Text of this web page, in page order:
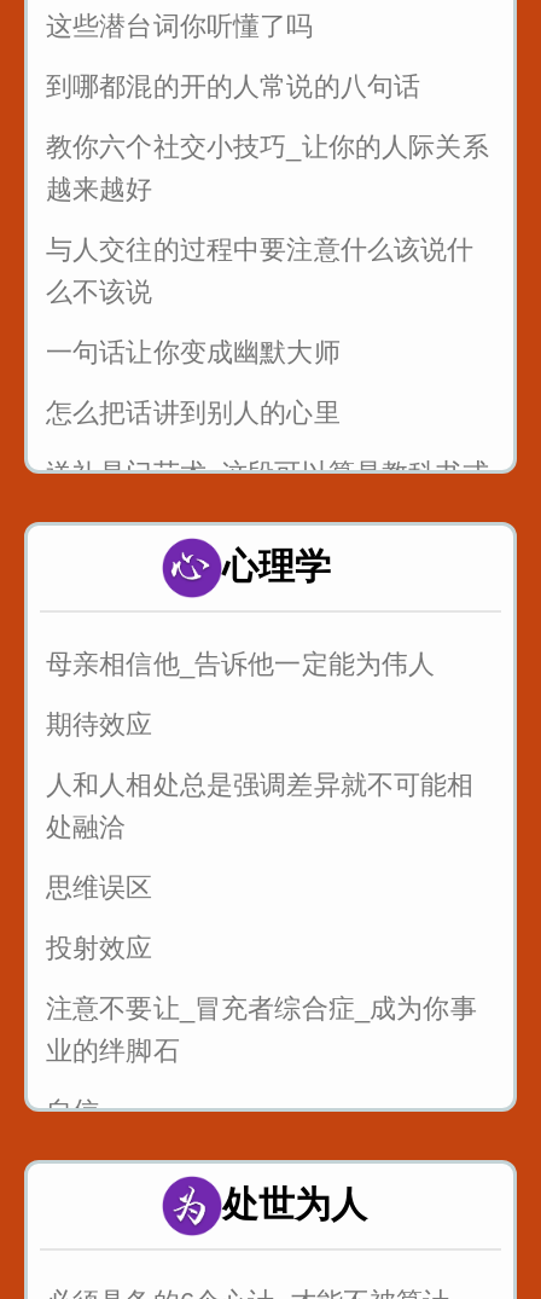
这些潜台词你听懂了吗
到哪都混的开的人常说的八句话
教你六个社交小技巧_让你的人际关系
越来越好
与人交往的过程中要注意什么该说什
么不该说
一句话让你变成幽默大师
怎么把话讲到别人的心里
送礼是门艺术_这段可以算是教科书式
的例子
以后有人故意刁难你_你就找到问题刁
难的点_套用在提问者身上_怼回去
管好自己的嘴_关系再好也不要说这些
话
三招让你和任何人说话
心理学
母亲相信他_告诉他一定能为伟人
期待效应
人和人相处总是强调差异就不可能相
处融洽
思维误区
投射效应
注意不要让_冒充者综合症_成为你事
业的绊脚石
自信
处世为人